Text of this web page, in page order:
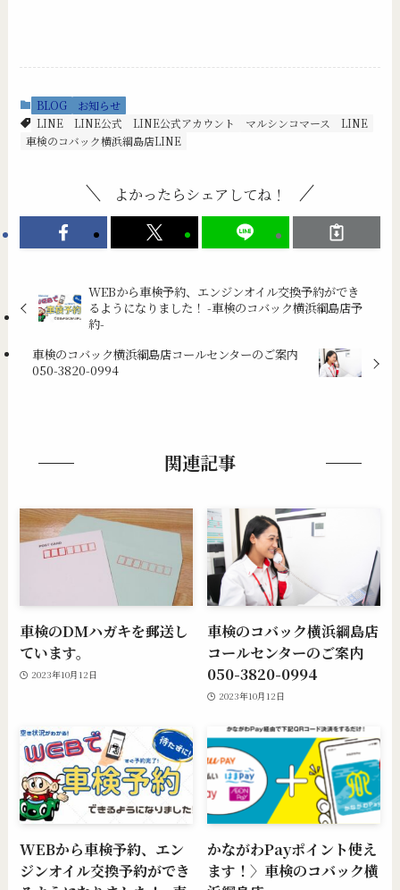
BLOG
お知らせ
LINE
LINE公式 LINE公式アカウント
マルシンコマース LINE
車検のコバック横浜綱島店LINE
よかったらシェアしてね！
WEBから車検予約、エンジンオイル交換予約ができ
るようになりました！ -車検のコバック横浜綱島店予
約-
車検のコバック横浜綱島店コールセンターのご案内
050-3820-0994
関連記事
車検のDMハガキを郵送し
ています。
2023年10月12日
車検のコバック横浜綱島店
コールセンターのご案内
050-3820-0994
2023年10月12日
WEBから車検予約、エン
ジンオイル交換予約ができ
かながわPayポイント使え
ます！〉車検のコバック横